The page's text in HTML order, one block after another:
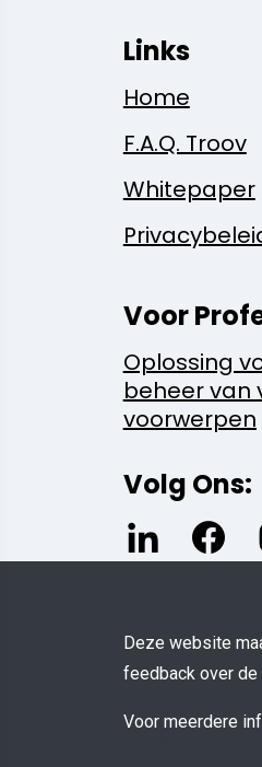
Links
Home
F.A.Q. Troov
Whitepaper
Voor
Oplossing
beheer van
voorwerpen
Volg Ons:
Deze website
feedback over de
Voor meerdere